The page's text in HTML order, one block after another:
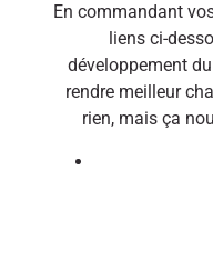
En commandant
liens ci-
développement
rendre meilleur
rien, mais ça